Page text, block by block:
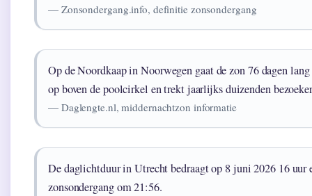
— Zonsondergang.info, definitie zonsondergang
Op de Noordkaap in Noorwegen gaat de zon 76 dagen
op boven de poolcirkel en trekt jaarlijks duizenden
— Daglengte.nl, middernachtzon informatie
De daglichtduur in Utrecht bedraagt op 8 juni 2026 16 uur
zonsondergang om 21:56.